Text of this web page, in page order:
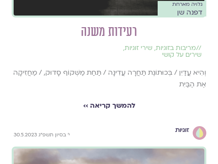
גלויה מארחת
דפנה שן
רעידות משנה
//מריבות בזוגיות, שירי זוגיות,
שירים על קושי
וְהִיא עֲדַיִן / בְּכוּתוֺנֶת תַּחֲרָה עֲדִינָה / תַּחַת מַשְׁקוֹף סָדוּק, / מַחֲזִיקָה
אֶת הַבַּיִת
להמשך קריאה ››
זוגיות
י׳ בסיון תשפ״ג 30.5.2023